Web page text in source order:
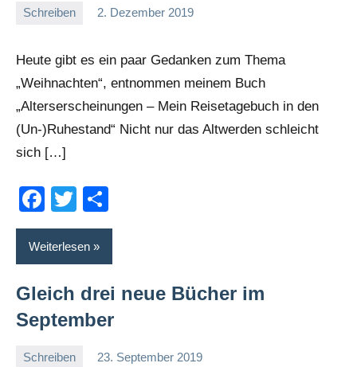
Schreiben 2. Dezember 2019
Heute gibt es ein paar Gedanken zum Thema
„Weihnachten“, entnommen meinem Buch
„Alterserscheinungen – Mein Reisetagebuch in den
(Un-)Ruhestand“ Nicht nur das Altwerden schleicht
sich […]
Facebook
Twitter
Weiterlesen
Gleich drei neue Bücher im
September
Schreiben 23. September 2019